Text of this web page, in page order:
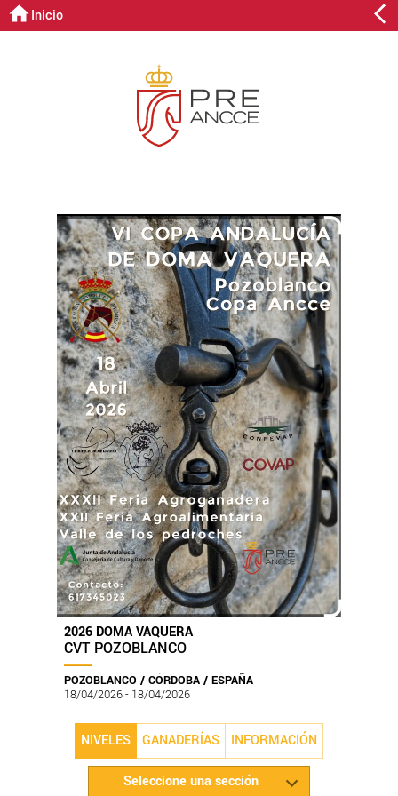
Inicio
2026 DOMA VAQUERA
CVT POZOBLANCO
POZOBLANCO / CÓRDOBA / ESPAÑA
18/04/2026 - 18/04/2026
NIVELES GANADERÍAS INFORMACIÓN
Seleccione una sección